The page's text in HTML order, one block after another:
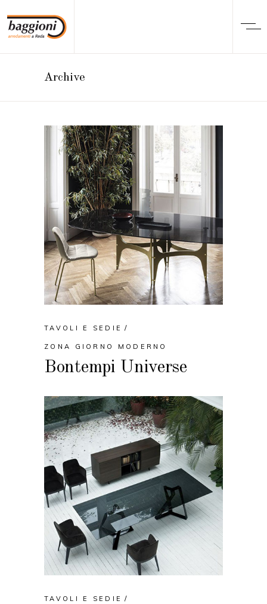
Archive
TAVOLI E SEDIE
ZONA GIORNO MODERNO
Bontempi Universe
TAVOLI E SEDIE